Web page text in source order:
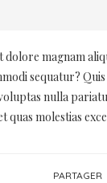
magnam
sequatur?
nulla
molestias
PARTAGER